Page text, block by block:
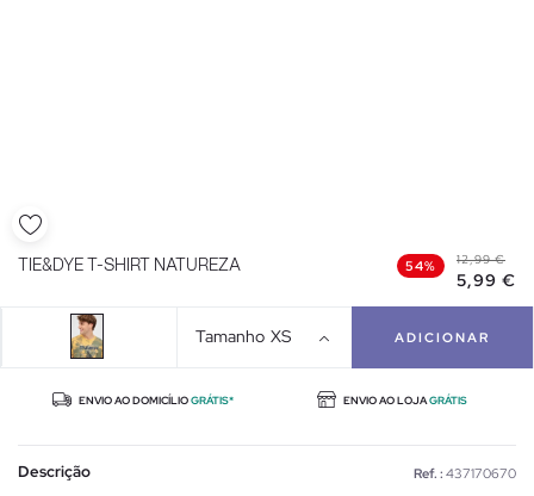
TIE&DYE T-SHIRT NATUREZA 54% 12,99 €
5,99 €
Tamanho XS ADICIONAR
ENVIO AO DOMICÍLIOGRÁTIS* ENVIO AO LOJAGRÁTIS
Descrição Ref. : 437170670